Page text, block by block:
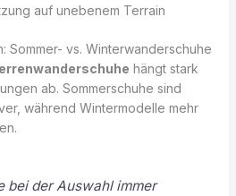
auf unebenem Terrain
Sommer- vs. Winterwanderschuhe
hängt stark
ab. Sommerschuhe sind
während Wintermodelle mehr
bei der Auswahl immer